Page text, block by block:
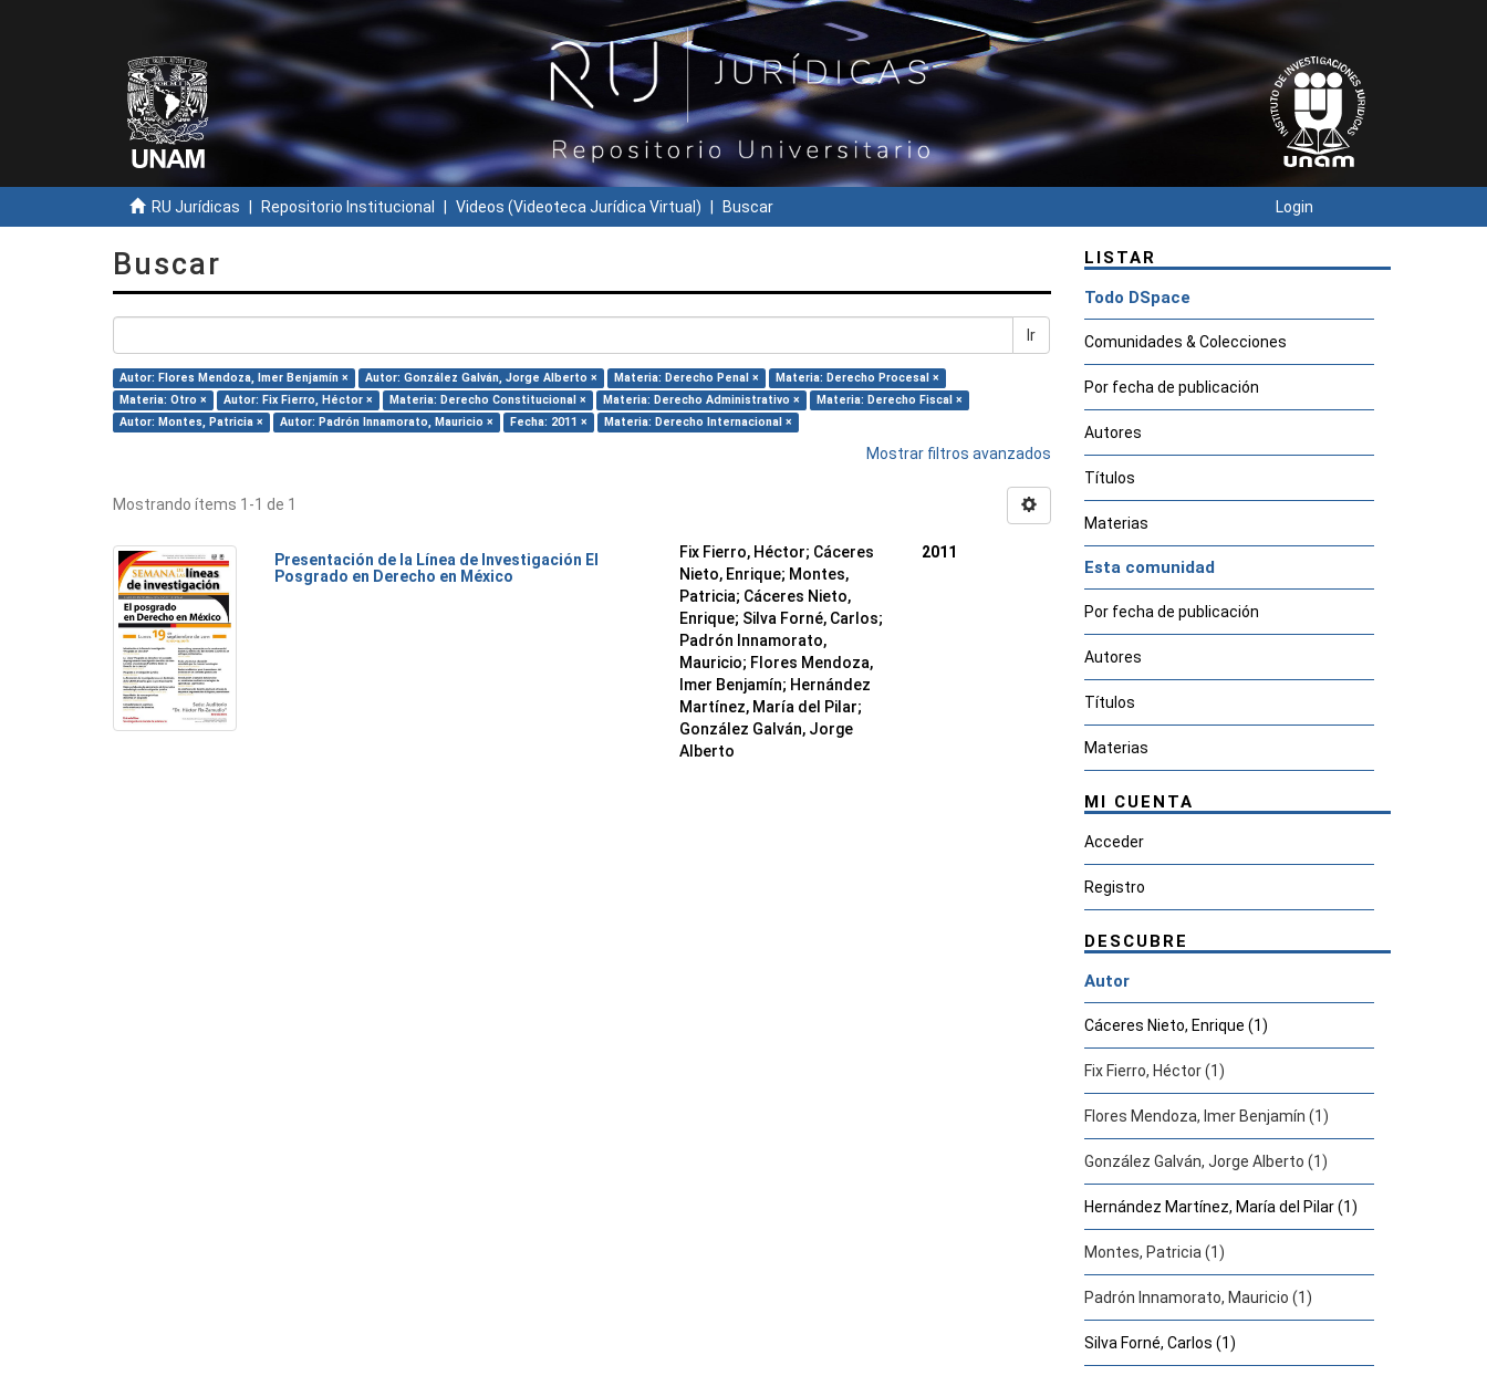
RU Jurídicas Repositorio Institucional Videos (Videoteca Jurídica Virtual) Buscar Login
Buscar
Ir
Autor: Flores Mendoza, Imer Benjamín × Autor: González Galván, Jorge Alberto × Materia: Derecho Penal ×
Materia: Derecho Procesal ×
Materia: Otro ×
Autor: Fix Fierro, Héctor × Materia: Derecho Constitucional × Materia: Derecho Administrativo ×
Materia: Derecho Fiscal ×
Autor: Montes, Patricia ×
Autor: Padrón Innamorato, Mauricio × Fecha: 2011 × Materia: Derecho Internacional ×
Mostrar filtros avanzados
Mostrando ítems 1-1 de 1
Presentación de la Línea de Investigación El
Posgrado en Derecho en México
Fix Fierro, Héctor; Cáceres
Nieto, Enrique; Montes,
Patricia; Cáceres Nieto,
Enrique; Silva Forné, Carlos;
Padrón Innamorato,
Mauricio; Flores Mendoza,
Imer Benjamín; Hernández
Martínez, María del Pilar;
González Galván, Jorge
Alberto
2011
LISTAR
Todo DSpace
Comunidades & Colecciones
Por fecha de publicación
Autores
Títulos
Materias
Esta comunidad
Por fecha de publicación
Autores
Títulos
Materias
MI CUENTA
Acceder
Registro
DESCUBRE
Autor
Cáceres Nieto, Enrique (1)
Fix Fierro, Héctor (1)
Flores Mendoza, Imer Benjamín (1)
González Galván, Jorge Alberto (1)
Hernández Martínez, María del Pilar (1)
Montes, Patricia (1)
Padrón Innamorato, Mauricio (1)
Silva Forné, Carlos (1)